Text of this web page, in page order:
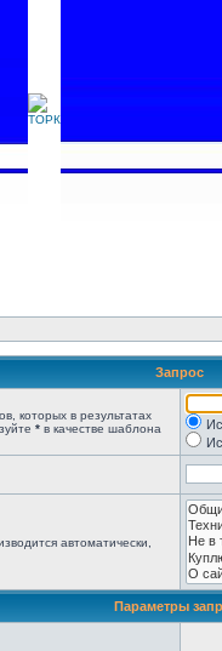
Запрос
которых в результатах
* в качестве шаблона
автоматически,
Параметры